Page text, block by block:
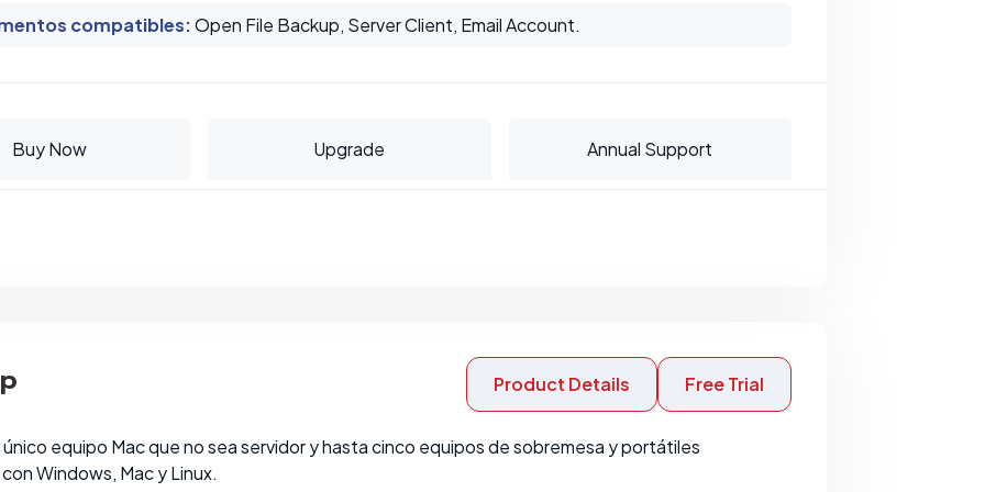
compatibles:Open File Backup, Server Client, Email Account.
Buy Now Upgrade Annual Support
Product Details Free Trial
equipo Mac que no sea servidor y hasta cinco equipos de sobremesa y portátiles
Windows, Mac y Linux.